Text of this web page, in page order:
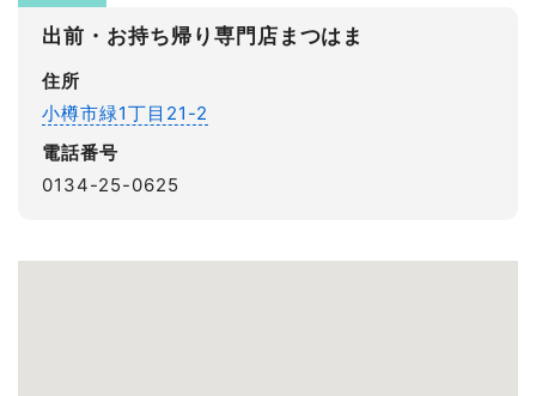
出前・お持ち帰り専門店まつはま
住所
小樽市緑1丁目21-2
電話番号
0134-25-0625